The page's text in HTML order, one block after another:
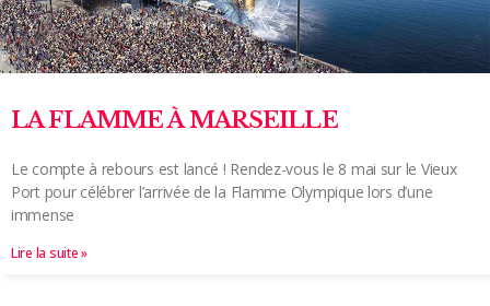
LA FLAMME À MARSEILLE
Le compte à rebours est lancé ! Rendez-vous le 8 mai sur le Vieux
Port pour célébrer l’arrivée de la Flamme Olympique lors d’une
immense
Lire la suite »